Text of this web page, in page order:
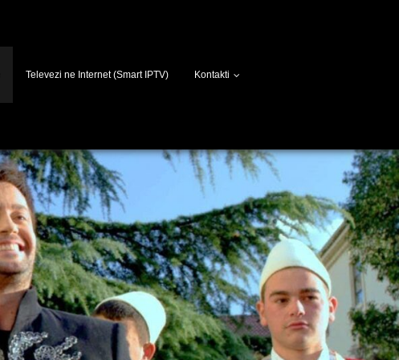
Televezi ne Internet (Smart IPTV) Kontakti